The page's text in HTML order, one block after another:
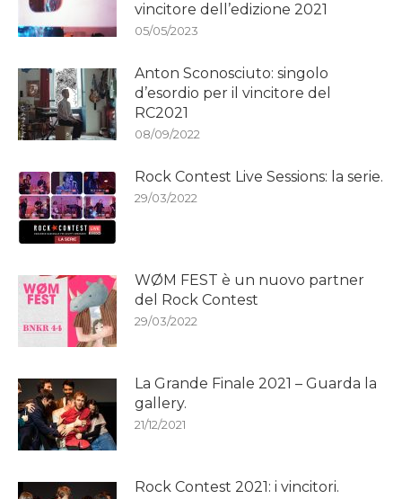
vincitore dell’edizione 2021
05/05/2023
Anton Sconosciuto: singolo
d’esordio per il vincitore del
RC2021
08/09/2022
Rock Contest Live Sessions: la serie.
29/03/2022
WØM FEST è un nuovo partner
del Rock Contest
29/03/2022
La Grande Finale 2021 – Guarda la
gallery.
21/12/2021
Rock Contest 2021: i vincitori.